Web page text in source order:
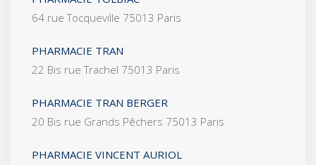
64 rue Tocqueville 75013 Paris
PHARMACIE TRAN
22 Bis rue Trachel 75013 Paris
PHARMACIE TRAN BERGER
20 Bis rue Grands Pêchers 75013 Paris
PHARMACIE VINCENT AURIOL